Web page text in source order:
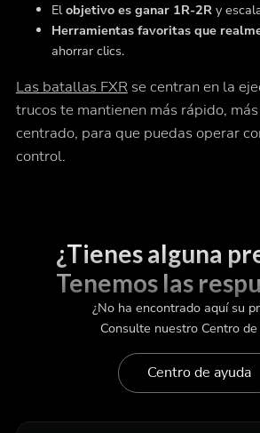
El objetivo es ganar 1R-2Ry
Herramientas favoritas que
ahorrar clics.
Las batallas FXRse centran en la
trucos te mantienen más rápido,
centrado, para que puedas operar
control.
¿Tienes alguna
Tenemos las
¿No ha encontrado aquí su
Consulte nuestro Centro de
Centro de ayuda